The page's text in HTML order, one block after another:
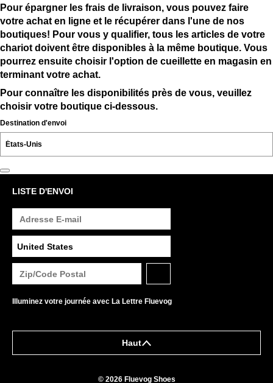
Pour épargner les frais de livraison, vous pouvez faire
votre achat en ligne et le récupérer dans l'une de nos
boutiques! Pour vous y qualifier, tous les articles de votre
chariot doivent être disponibles à la même boutique. Vous
pourrez ensuite choisir l'option de cueillette en magasin en
terminant votre achat.
Pour connaître les disponibilités près de vous, veuillez
choisir votre boutique ci-dessous.
Destination d'envoi
LISTE D'ENVOI
Illuminez votre journée avec La Lettre Fluevog
Haut
© 2026 Fluevog Shoes